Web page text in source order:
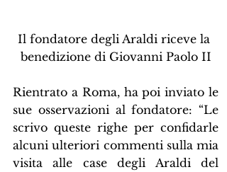
Il fondatore degli Araldi riceve la
benedizione di Giovanni Paolo II
Rientrato a Roma, ha poi inviato le
sue osservazioni al fondatore: “Le
scrivo queste righe per confidarle
alcuni ulteriori commenti sulla mia
visita alle case degli Araldi del